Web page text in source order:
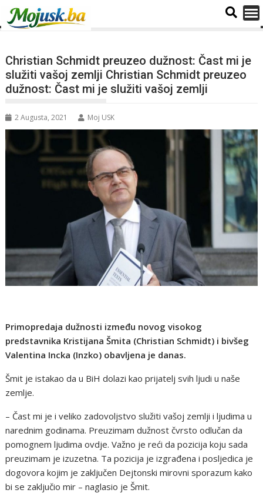
Christian Schmidt preuzeo dužnost: Čast mi je
služiti vašoj zemlji Christian Schmidt preuzeo
dužnost: Čast mi je služiti vašoj zemlji
2 Augusta, 2021 Moj USK
Primopredaja dužnosti između novog visokog
predstavnika Kristijana Šmita (Christian Schmidt) i bivšeg
Valentina Incka (Inzko) obavljena je danas.
Šmit je istakao da u BiH dolazi kao prijatelj svih ljudi u naše
zemlje.
– Čast mi je i veliko zadovoljstvo služiti vašoj zemlji i ljudima u
narednim godinama. Preuzimam dužnost čvrsto odlučan da
pomognem ljudima ovdje. Važno je reći da pozicija koju sada
preuzimam je izuzetna. Ta pozicija je izgrađena i posljedica je
dogovora kojim je zaključen Dejtonski mirovni sporazum kako
bi se zaključio mir – naglasio je Šmit.